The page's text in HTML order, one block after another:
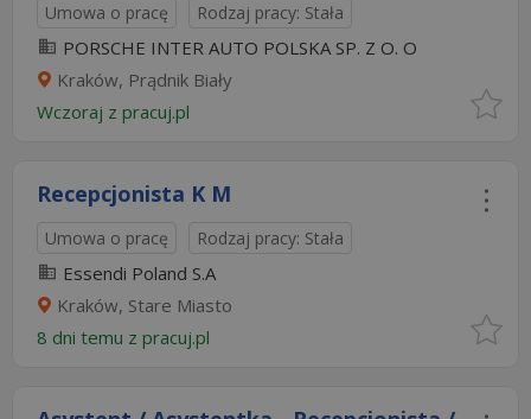
Umowa o pracę Rodzaj pracy: Stała
PORSCHE INTER AUTO POLSKA SP. Z O. O
Kraków, Prądnik Biały
Wczoraj z pracuj.pl
Recepcjonista K M
Umowa o pracę Rodzaj pracy: Stała
Essendi Poland S.A
Kraków, Stare Miasto
8 dni temu z pracuj.pl